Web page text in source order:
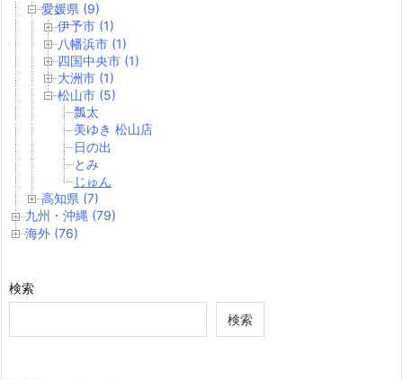
愛媛県 (9)
伊予市 (1)
八幡浜市 (1)
四国中央市 (1)
大洲市 (1)
松山市 (5)
瓢太
美ゆき 松山店
日の出
とみ
じゅん
高知県 (7)
九州・沖縄 (79)
海外 (76)
検索
検索